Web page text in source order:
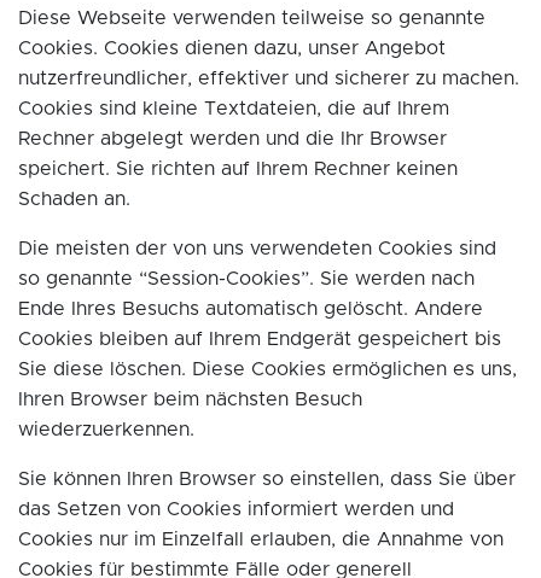
Diese Webseite verwenden teilweise so genannte
Cookies. Cookies dienen dazu, unser Angebot
nutzerfreundlicher, effektiver und sicherer zu machen.
Cookies sind kleine Textdateien, die auf Ihrem
Rechner abgelegt werden und die Ihr Browser
speichert. Sie richten auf Ihrem Rechner keinen
Schaden an.
Die meisten der von uns verwendeten Cookies sind
so genannte “Session-Cookies”. Sie werden nach
Ende Ihres Besuchs automatisch gelöscht. Andere
Cookies bleiben auf Ihrem Endgerät gespeichert bis
Sie diese löschen. Diese Cookies ermöglichen es uns,
Ihren Browser beim nächsten Besuch
wiederzuerkennen.
Sie können Ihren Browser so einstellen, dass Sie über
das Setzen von Cookies informiert werden und
Cookies nur im Einzelfall erlauben, die Annahme von
Cookies für bestimmte Fälle oder generell